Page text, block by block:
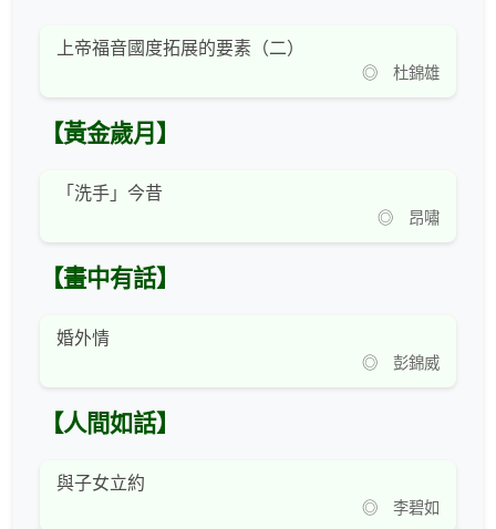
上帝福音國度拓展的要素（二）
◎ 杜錦雄
【黃金歲月】
「洗手」今昔
◎ 昂嘯
【畫中有話】
婚外情
◎ 彭錦威
【人間如話】
與子女立約
◎ 李碧如